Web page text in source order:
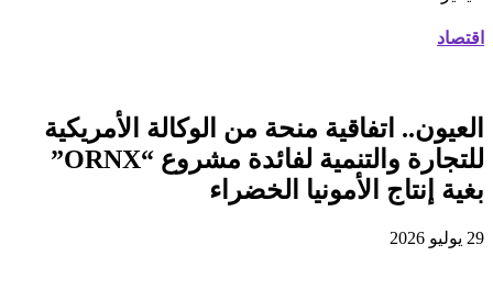
اقتصاد
العيون.. اتفاقية منحة من الوكالة الأمريكية
للتجارة والتنمية لفائدة مشروع “ORNX”
بغية إنتاج الأمونيا الخضراء
29 يوليو 2026